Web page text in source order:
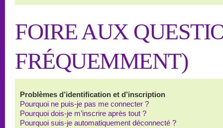
FOIRE AUX
FRÉQUEMMENT)
Problèmes d’identification et d’inscription
Pourquoi ne puis-je pas me connecter ?
Pourquoi dois-je m’inscrire après tout ?
Pourquoi suis-je automatiquement déconnecté ?